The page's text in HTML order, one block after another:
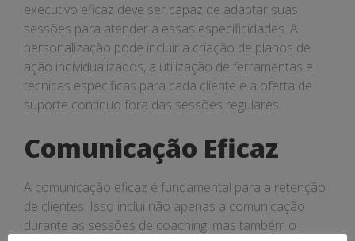
executivo eficaz deve ser capaz de adaptar suas
sessões para atender a essas especificidades. A
personalização pode incluir a criação de planos de
ação individualizados, a utilização de ferramentas e
técnicas específicas para cada cliente e a oferta de
suporte contínuo fora das sessões regulares.
Comunicação Eficaz
A comunicação eficaz é fundamental para a retenção
de clientes. Isso inclui não apenas a comunicação
durante as sessões de coaching, mas também o